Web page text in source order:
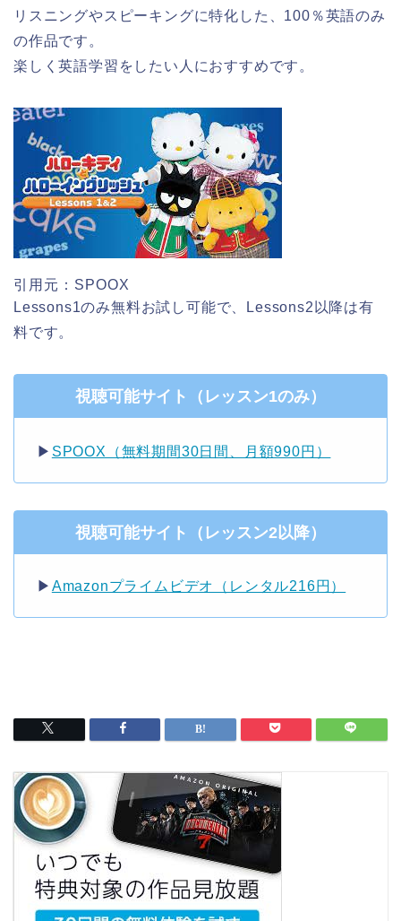
リスニングやスピーキングに特化した、100％英語のみ
の作品です。
楽しく英語学習をしたい人におすすめです。
引用元：SPOOX
Lessons1のみ無料お試し可能で、Lessons2以降は有
料です。
視聴可能サイト（レッスン1のみ）
▶︎ SPOOX（無料期間30日間、月額990円）
視聴可能サイト（レッスン2以降）
▶︎ Amazonプライムビデオ（レンタル216円）